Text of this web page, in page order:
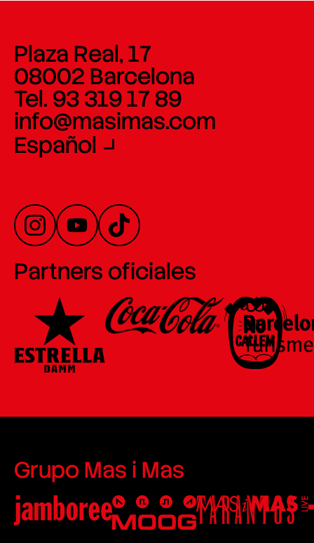
Plaza Real, 17
08002 Barcelona
Tel. 93 319 17 89
info@masimas.com
Español
Partners oficiales
Grupo Mas i Mas